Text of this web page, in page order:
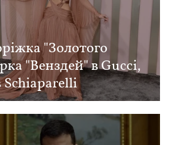
"Золотого
"Венздей" в Gucci,
Schiaparelli